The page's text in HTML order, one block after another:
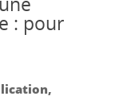
: pour